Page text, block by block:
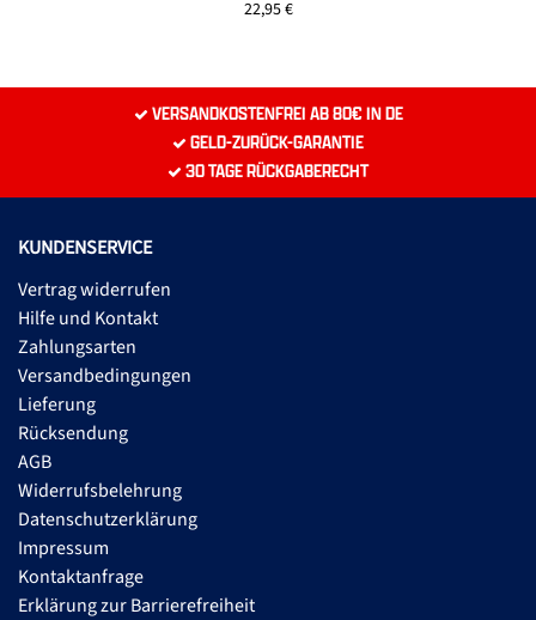
22,95€
VERSANDKOSTENFREI AB 80€ IN DE
GELD-ZURÜCK-GARANTIE
30 TAGE RÜCKGABERECHT
KUNDENSERVICE
Vertrag widerrufen
Hilfe und Kontakt
Zahlungsarten
Versandbedingungen
Lieferung
Rücksendung
AGB
Widerrufsbelehrung
Datenschutzerklärung
Impressum
Kontaktanfrage
Erklärung zur Barrierefreiheit